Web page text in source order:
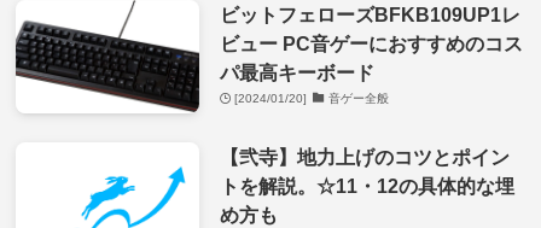
ビットフェローズBFKB109UP1レ
ビュー PC音ゲーにおすすめのコス
パ最高キーボード
[2024/01/20] 音ゲー全般
【弐寺】地力上げのコツとポイン
トを解説。☆11・12の具体的な埋
め方も